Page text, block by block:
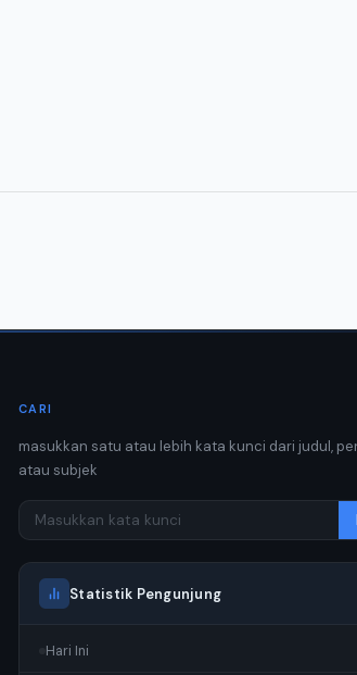
CARI
masukkan satu atau lebih kata kunci dari judul,
atau subjek
Statistik Pengunjung
Hari Ini